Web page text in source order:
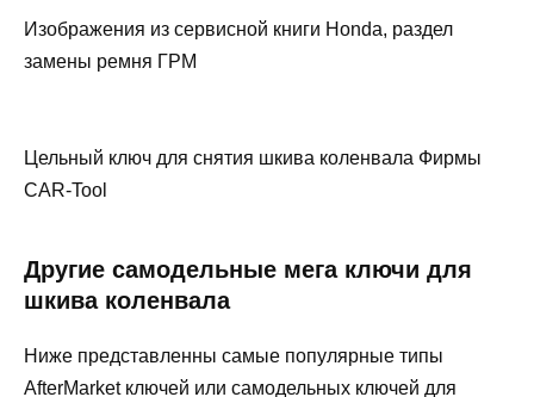
Изображения из сервисной книги Honda, раздел
замены ремня ГРМ
Цельный ключ для снятия шкива коленвала Фирмы
CAR-Tool
Другие самодельные мега ключи для
шкива коленвала
Ниже представленны самые популярные типы
AfterMarket ключей или самодельных ключей для